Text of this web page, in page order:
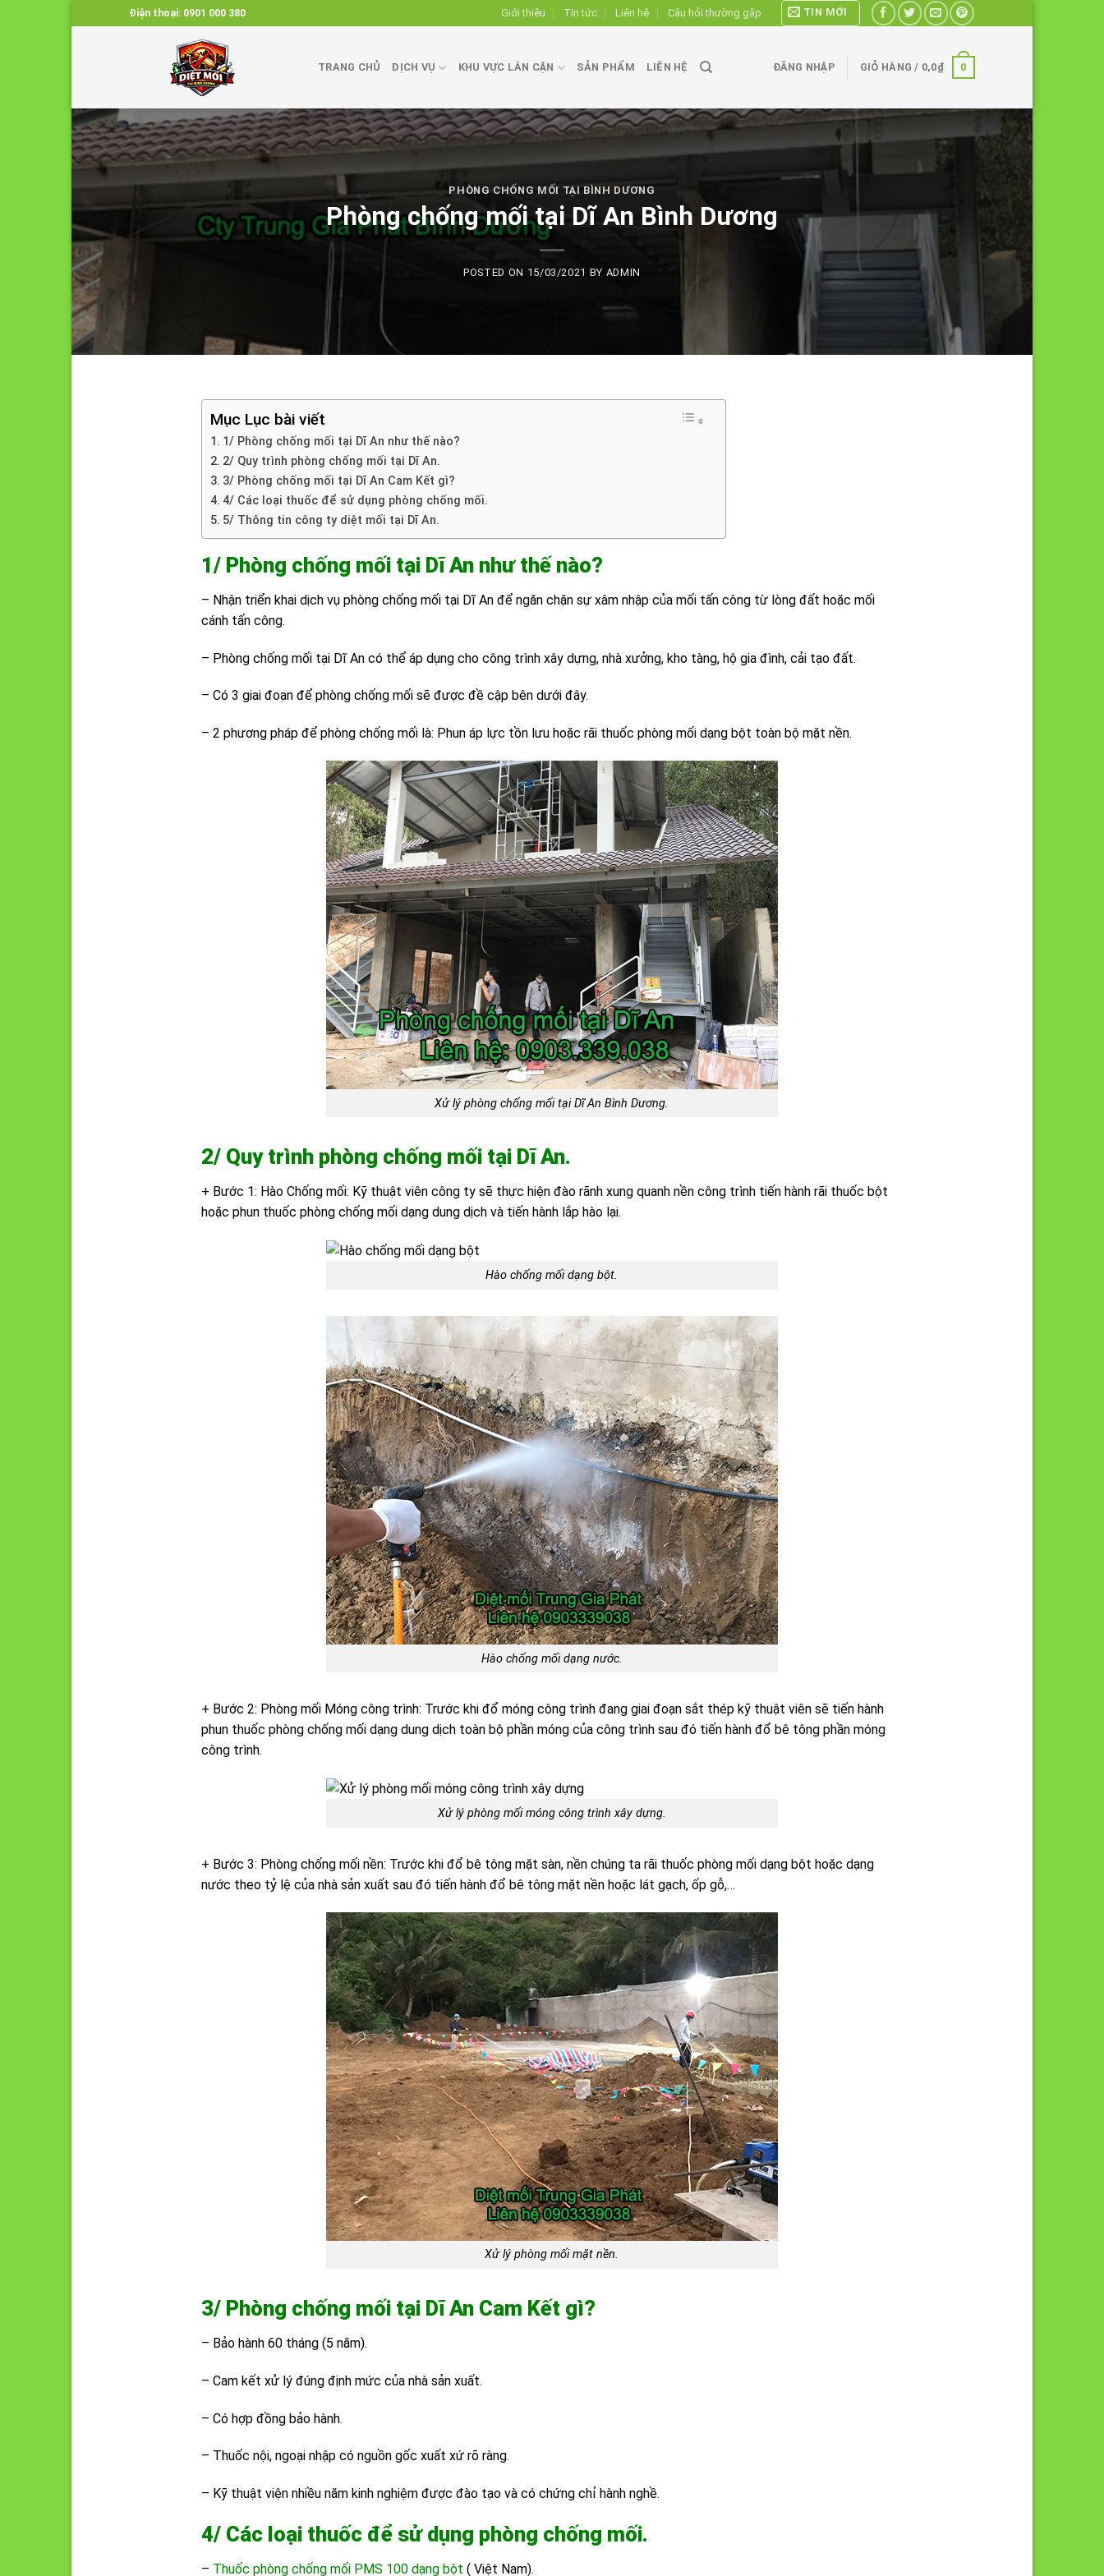
to
Điện thoại: 0901 000 380 Giới thiệu Tin tức Liên hệ Câu hỏi thường gặp TIN MỚI
TRANG CHỦ DỊCH VỤ KHU VỰC LÂN CẬN SẢN PHẨM LIÊN HỆ ĐĂNG NHẬP GIỎ HÀNG / 0,0₫ 0
PHÒNG CHỐNG MỐI TẠI BÌNH DƯƠNG
Phòng chống mối tại Dĩ An Bình Dương
POSTED ON 15/03/2021 BY ADMIN
Mục Lục bài viết
1/ Phòng chống mối tại Dĩ An như thế nào?
2/ Quy trình phòng chống mối tại Dĩ An.
3/ Phòng chống mối tại Dĩ An Cam Kết gì?
4/ Các loại thuốc để sử dụng phòng chống mối.
5/ Thông tin công ty diệt mối tại Dĩ An.
1/ Phòng chống mối tại Dĩ An như thế nào?
– Nhận triển khai dịch vụ phòng chống mối tại Dĩ An để ngăn chặn sự xâm nhập của mối tấn công từ lòng đất hoặc mối
cánh tấn công.
– Phòng chống mối tại Dĩ An có thể áp dụng cho công trình xây dựng, nhà xưởng, kho tàng, hộ gia đình, cải tạo đất.
– Có 3 giai đoạn để phòng chống mối sẽ được đề cập bên dưới đây.
– 2 phương pháp để phòng chống mối là: Phun áp lực tồn lưu hoặc rãi thuốc phòng mối dạng bột toàn bộ mặt nền.
Xử lý phòng chống mối tại Dĩ An Bình Dương.
2/ Quy trình phòng chống mối tại Dĩ An.
+ Bước 1: Hào Chống mối: Kỹ thuật viên công ty sẽ thực hiện đào rãnh xung quanh nền công trình tiến hành rãi thuốc bột
hoặc phun thuốc phòng chống mối dạng dung dịch và tiến hành lắp hào lại.
Hào chống mối dạng bột.
Hào chống mối dạng nước.
+ Bước 2: Phòng mối Móng công trình: Trước khi đổ móng công trình đang giai đoạn sắt thép kỹ thuật viên sẽ tiến hành
phun thuốc phòng chống mối dạng dung dịch toàn bộ phần móng của công trình sau đó tiến hành đổ bê tông phần móng
công trình.
Xử lý phòng mối móng công trình xây dựng.
+ Bước 3: Phòng chống mối nền: Trước khi đổ bê tông mặt sàn, nền chúng ta rãi thuốc phòng mối dạng bột hoặc dạng
nước theo tỷ lệ của nhà sản xuất sau đó tiến hành đổ bê tông mặt nền hoặc lát gạch, ốp gỗ,…
Xử lý phòng mối mặt nền.
3/ Phòng chống mối tại Dĩ An Cam Kết gì?
– Bảo hành 60 tháng (5 năm).
– Cam kết xử lý đúng định mức của nhà sản xuất.
– Có hợp đồng bảo hành.
– Thuốc nội, ngoại nhập có nguồn gốc xuất xứ rõ ràng.
– Kỹ thuật viện nhiều năm kinh nghiệm được đào tạo và có chứng chỉ hành nghề.
4/ Các loại thuốc để sử dụng phòng chống mối.
– Thuốc phòng chống mối PMS 100 dạng bột ( Việt Nam).